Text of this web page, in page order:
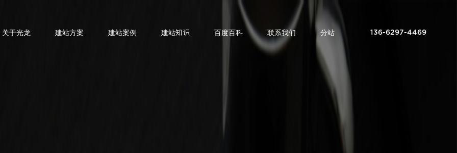
关于光龙 建站方案 建站案例 建站知识 百度百科 联系我们 分站 136-6297-4469